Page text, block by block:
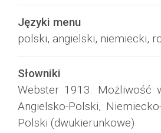
Języki menu
polski, angielski, niemiecki,
Słowniki
Webster 1913. Możliwość
Angielsko-Polski,
Polski (dwukierunkowe)